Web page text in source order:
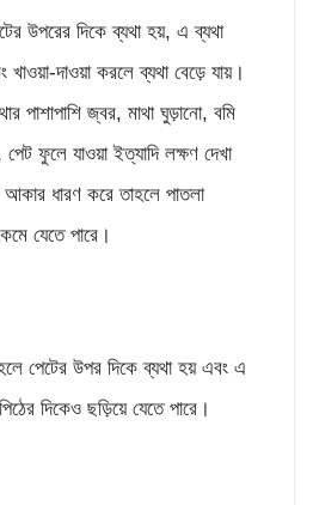
উপরের দিকে ব্যথা হয়, এ ব্যথা
খাওয়া-দাওয়া করলে ব্যথা বেড়ে যায়।
পাশাপাশি জ্বর, মাথা ঘুড়ানো, বমি
পেট ফুলে যাওয়া ইত্যাদি লক্ষণ দেখা
আকার ধারণ করে তাহলে পাতলা
যেতে পারে।
পেটের উপর দিকে ব্যথা হয় এবং এ
দিকেও ছড়িয়ে যেতে পারে।